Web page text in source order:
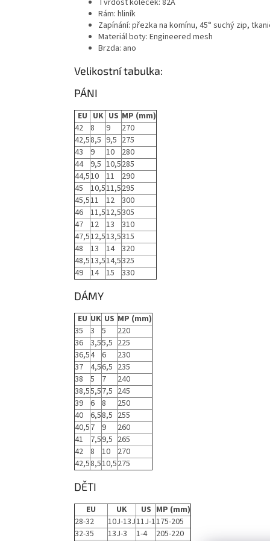
Rám: hliník
Zapínání: přezka na komínu, 45° suchý zip,
Materiál boty: Engineered mesh
Brzda: ano
Velikostní tabulka:
PÁNI
EU UK US MP (mm)
42 8 9
270
42,58,5 9,5 275
43
9 10
280
44 9,5 10,5285
44,510 11
290
45
10,511,5295
45,511 12 300
46 11,512,5305
47 12 13
310
47,512,513,5315
48
13 14 320
48,513,514,5325
49 14 15 330
DÁMY
EU UK US MP (mm)
35
3 5
220
36 3,55,5 225
36,54 6
230
37 4,56,5 235
38
5 7
240
38,55,57,5 245
39 6 8
250
40 6,58,5 255
40,57 9
260
41
7,59,5 265
42 8 10
270
42,58,510,5275
DĚTI
EU UK US MP (mm)
28-32
10J-13J11J-1175-205
32-35
13J-3 1-4
205-220